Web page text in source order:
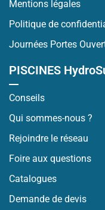
Mentions légales
Politique de
Journées Portes
PISCINES
Conseils
Qui sommes-nous ?
Rejoindre le réseau
Foire aux questions
Catalogues
Demande de devis